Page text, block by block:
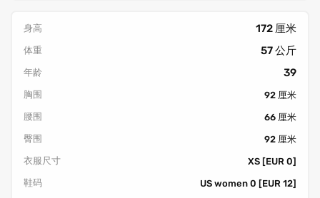
身高 172 厘米
体重 57 公斤
年龄 39
胸围
92 厘米
腰围
66 厘米
臀围
92 厘米
衣服尺寸
XS [EUR 0]
鞋码
US women 0 [EUR 12]